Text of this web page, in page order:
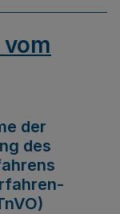
vom
der
des